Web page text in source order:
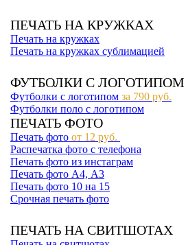
ПЕЧАТЬ НА КРУЖКАХ
Печать на кружках
Печать на кружках сублимацией
ФУТБОЛКИ С ЛОГОТИПОМ
Футболки с логотипом за 790 руб.
Футболки поло с логотипом
ПЕЧАТЬ ФОТО
Печать фото от 12 руб.
Распечатка фото с телефона
Печать фото из инстаграм
Печать фото А4, А3
Печать фото 10 на 15
Срочная печать фото
ПЕЧАТЬ НА СВИТШОТАХ